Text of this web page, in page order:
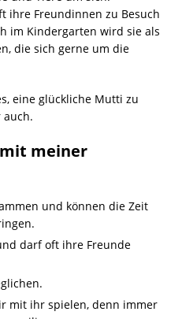
ihre Freundinnen zu Besuch
im Kindergarten wird sie als
die sich gerne um die
eine glückliche Mutti zu
auch.
meiner
und können die Zeit
darf oft ihre Freunde
mit ihr spielen, denn immer